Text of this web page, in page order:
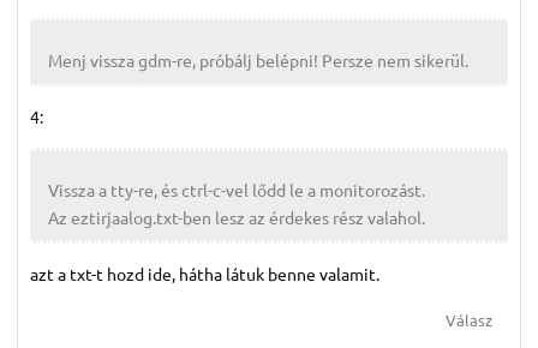
Menj vissza gdm-re, próbálj belépni! Persze nem sikerül.
4:
Vissza a tty-re, és ctrl-c-vel lődd le a monitorozást.
Az eztirjaalog.txt-ben lesz az érdekes rész valahol.
azt a txt-t hozd ide, hátha látuk benne valamit.
Válasz